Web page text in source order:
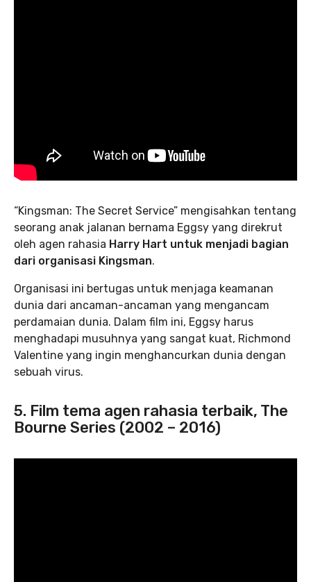
“Kingsman: The Secret Service” mengisahkan tentang
seorang anak jalanan bernama Eggsy yang direkrut
oleh agen rahasia Harry Hart untuk menjadi bagian
dari organisasi Kingsman.
Organisasi ini bertugas untuk menjaga keamanan
dunia dari ancaman-ancaman yang mengancam
perdamaian dunia. Dalam film ini, Eggsy harus
menghadapi musuhnya yang sangat kuat, Richmond
Valentine yang ingin menghancurkan dunia dengan
sebuah virus.
5. Film tema agen rahasia terbaik, The
Bourne Series (2002 – 2016)